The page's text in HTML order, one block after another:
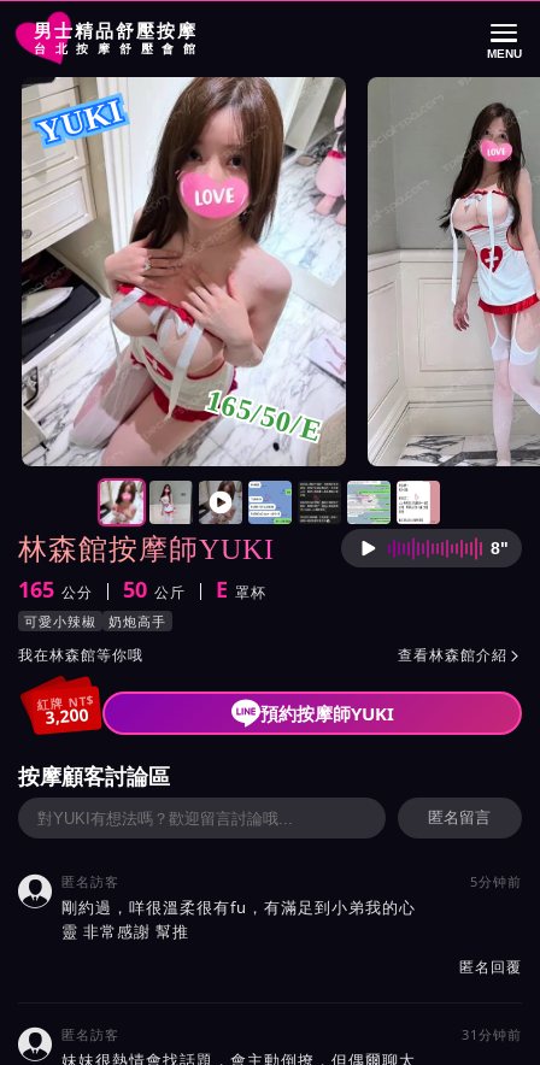
男士精品舒壓按摩
台北按摩舒壓會館 MENU
首頁 林森館按摩師YUKI詳細介紹
林森館按摩師YUKI 按摩師
8"
身高
165 公分
體重 50 公斤
罩杯 E 罩杯
按摩師YUKI服務風格與特色
可愛小辣椒 奶炮高手
按摩師YUKI所屬按摩會館介紹與班表
我在林森館等你哦 查看林森館介紹 
紅牌 NT$
3,200 預約按摩師YUKI
林森館按摩師YUKI照片展示與影片介紹
YUKI
165/50/E
按摩師YUKI照片展示與影片介紹及客戶評價截屏展示
按摩顧客討論區
匿名留言
 匿名訪客 5分钟前
剛約過，咩很溫柔很有fu，有滿足到小弟我的心
靈 非常感謝 幫推
匿名回覆
 匿名訪客 31分钟前
妹妹很熱情會找話題，會主動倒撩，但偶爾聊太